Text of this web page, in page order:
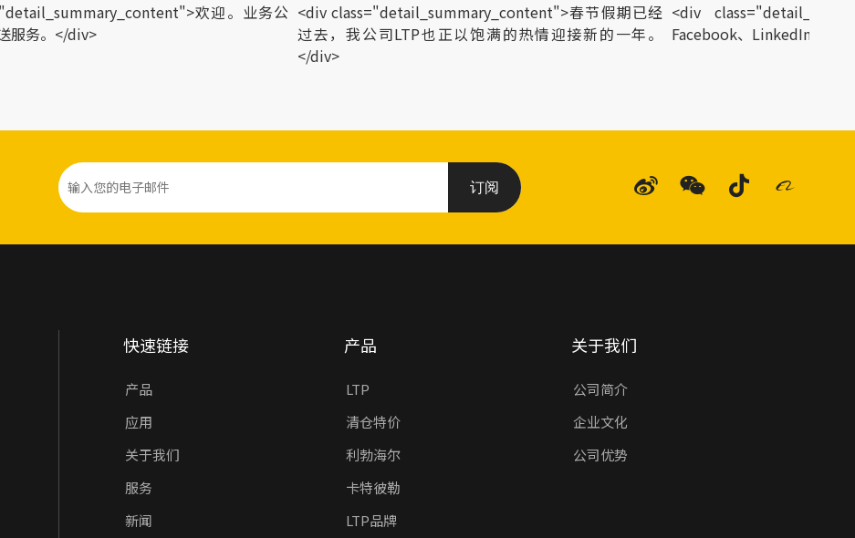
欢迎。业务公
务。</div>
<div class="detail_summary_content">春节假期已经
过去，我公司LTP也正以饱满的热情迎接新的一年。
</div>
<div
Facebook、LinkedIn、
订阅
快速链接
产品
应用
关于我们
服务
新闻
产品
LTP
清仓特价
利勃海尔
卡特彼勒
LTP品牌
关于我们
公司简介
企业文化
公司优势